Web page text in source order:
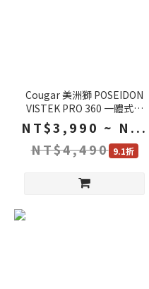
Cougar 美洲獅 POSEIDON
VISTEK PRO 360 一體式水
冷風扇 黑色 白色 3.95吋顯示
螢幕 散熱器 水冷散熱器
NT$3,990 ~ N...
NT$4,490 9.1折